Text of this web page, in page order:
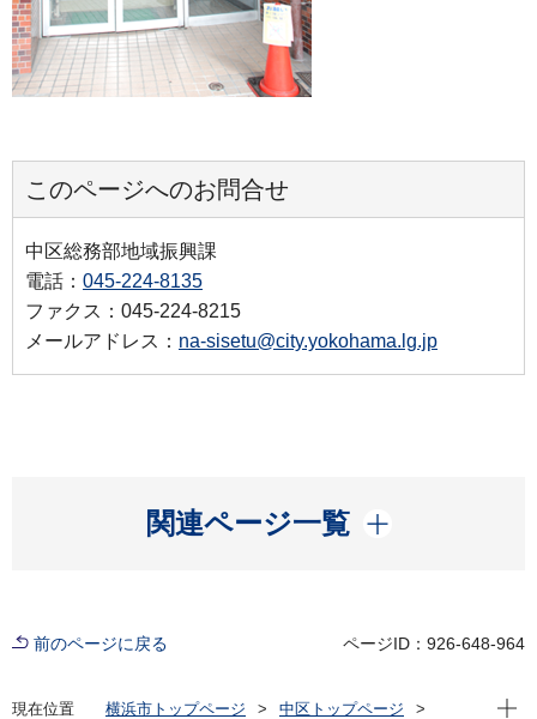
このページへのお問合せ
中区総務部地域振興課
電話： 045-224-8135
ファクス：045-224-8215
メールアドレス： na-sisetu@city.yokohama.lg.jp
関連ページ一覧
開く
前のページに戻る ページID：926-648-964
現在位置 横浜市トップページ
中区トップページ
現在